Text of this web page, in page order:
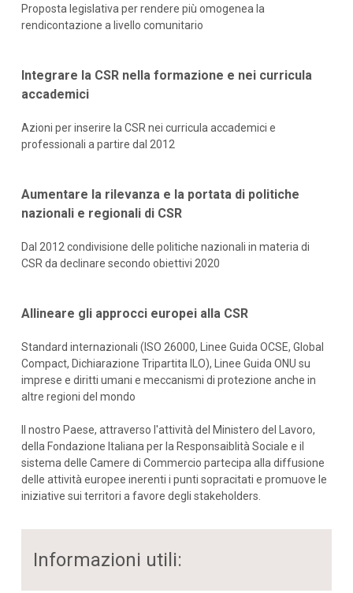
Proposta legislativa per rendere più omogenea la
rendicontazione a livello comunitario
Integrare la CSR nella formazione e nei curricula
accademici
Azioni per inserire la CSR nei curricula accademici e
professionali a partire dal 2012
Aumentare la rilevanza e la portata di politiche
nazionali e regionali di CSR
Dal 2012 condivisione delle politiche nazionali in materia di
CSR da declinare secondo obiettivi 2020
Allineare gli approcci europei alla CSR
Standard internazionali (ISO 26000, Linee Guida OCSE, Global
Compact, Dichiarazione Tripartita ILO), Linee Guida ONU su
imprese e diritti umani e meccanismi di protezione anche in
altre regioni del mondo
Il nostro Paese, attraverso l'attività del Ministero del Lavoro,
della Fondazione Italiana per la Responsaiblità Sociale e il
sistema delle Camere di Commercio partecipa alla diffusione
delle attività europee inerenti i punti sopracitati e promuove le
iniziative sui territori a favore degli stakeholders.
Informazioni utili: